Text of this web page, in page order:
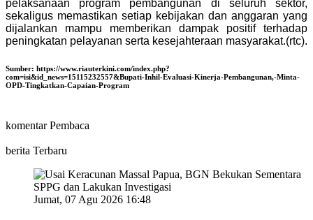
pelaksanaan program pembangunan di seluruh sektor,
sekaligus memastikan setiap kebijakan dan anggaran yang
dijalankan mampu memberikan dampak positif terhadap
peningkatan pelayanan serta kesejahteraan masyarakat.(rtc).
Sumber: https://www.riauterkini.com/index.php?
com=isi&id_news=15115232557&Bupati-Inhil-Evaluasi-Kinerja-Pembangunan,-Minta-
OPD-Tingkatkan-Capaian-Program
komentar Pembaca
berita Terbaru
Jumat, 07 Agu 2026 16:48